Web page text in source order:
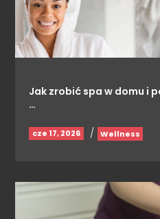
Jak zrobić spa w domu i
…
cze 17, 2026 / Wellness